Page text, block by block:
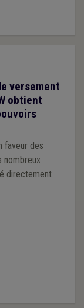
versement
obtient
faveur des
nombreux
directement